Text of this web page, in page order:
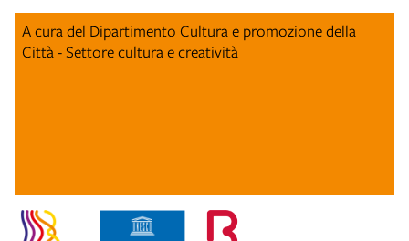
A cura del Dipartimento Cultura e promozione della
Città - Settore cultura e creatività